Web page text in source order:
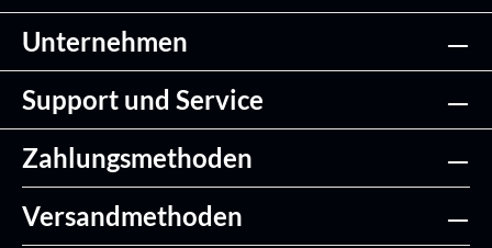
Unternehmen
Support und Service
Zahlungsmethoden
Versandmethoden